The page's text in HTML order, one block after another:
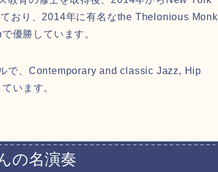
おり、2014年に有名なthe Thelonious Monk
優勝しています。
で、Contemporary and classic Jazz, Hip
います。
の名演奏